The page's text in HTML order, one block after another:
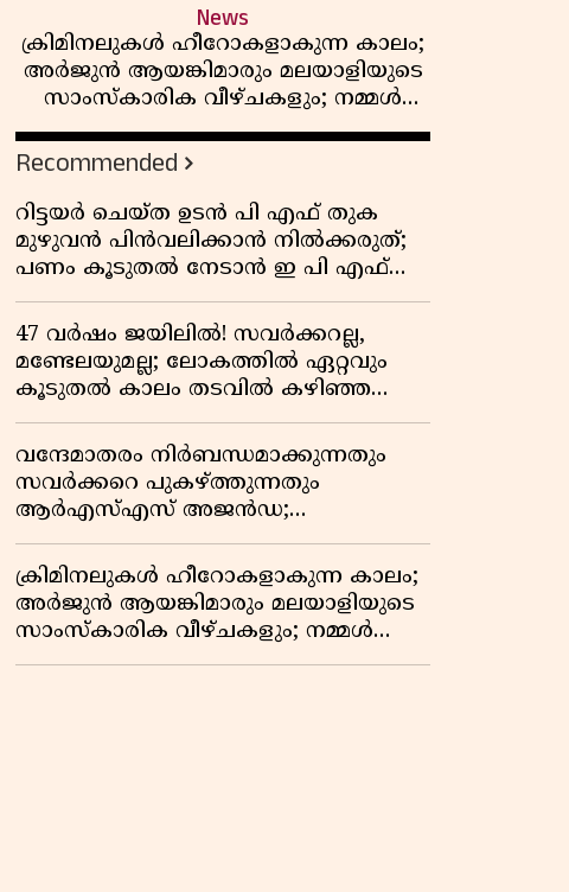
News
ക്രിമിനലുകൾ ഹീറോകളാകുന്ന കാലം;
അർജുൻ ആയങ്കിമാരും മലയാളിയുടെ
സാംസ്കാരിക വീഴ്ചകളും; നമ്മൾ
എങ്ങോട്ടാണ് പോകുന്നത്
Recommended
റിട്ടയർ ചെയ്ത ഉടൻ പി എഫ് തുക
മുഴുവൻ പിൻവലിക്കാൻ നിൽക്കരുത്;
പണം കൂടുതൽ നേടാൻ ഇ പി എഫ്
ഒയുടെ നിയമം അറിയാം
47 വർഷം ജയിലിൽ! സവർക്കറല്ല,
മണ്ടേലയുമല്ല; ലോകത്തിൽ ഏറ്റവും
കൂടുതൽ കാലം തടവിൽ കഴിഞ്ഞ
രാഷ്ട്രീയ തടവുകാരൻ ഇദ്ദേഹം! ഒരു
ഇന്ത്യൻ സ്വാതന്ത്ര്യസമര സേനാനിയുടെ
വേറിട്ട കഥ
വന്ദേമാതരം നിർബന്ധമാക്കുന്നതും
സവർക്കറെ പുകഴ്ത്തുന്നതും
ആർഎസ്എസ് അജൻഡ;
സർക്കാരിനെതിരെ പിണറായി വിജയൻ
ക്രിമിനലുകൾ ഹീറോകളാകുന്ന കാലം;
അർജുൻ ആയങ്കിമാരും മലയാളിയുടെ
സാംസ്കാരിക വീഴ്ചകളും; നമ്മൾ
എങ്ങോട്ടാണ് പോകുന്നത്